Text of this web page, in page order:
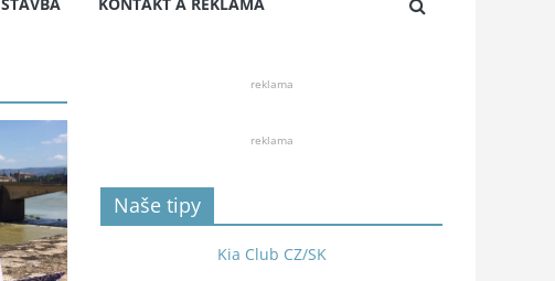
reklama
reklama
Naše tipy
Kia Club CZ/SK